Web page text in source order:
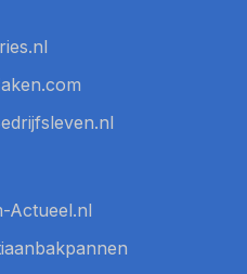
Actueel.nl